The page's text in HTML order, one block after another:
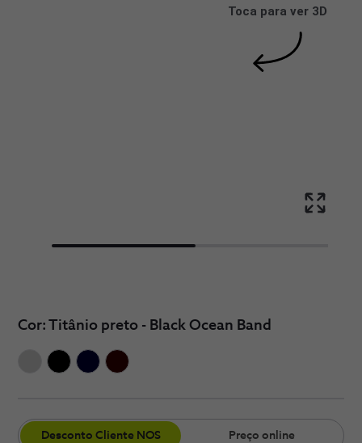
Toca para ver 3D
Cor: Titânio preto - Black Ocean Band
​Desconto Cliente​​ NOS Preço online